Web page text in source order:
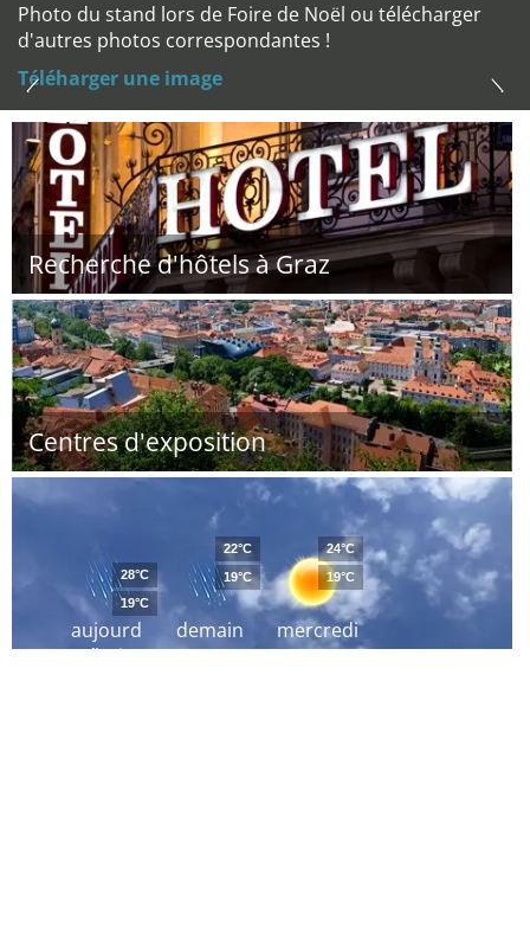
Photo du stand lors de Foire de Noël ou télécharger
d'autres photos correspondantes !
Téléharger une image
Recherche d'hôtels à Graz
Centres d'exposition
aujourd
´hui
28°C
19°C
demain
22°C
19°C
mercredi
24°C
19°C